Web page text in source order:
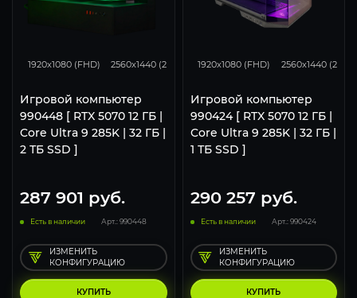
1920x1080 (FHD) 2560x1440 (2K) 3840x2160 (4K)
Игровой компьютер
990448 [ RTX 5070 12 ГБ |
Core Ultra 9 285K | 32 ГБ |
2 ТБ SSD ]
287 901 руб.
Есть в наличии Арт.: 990448
КУПИТЬ
ИЗМЕНИТЬ
КОНФИГУРАЦИЮ
1920x1080 (FHD) 2560x1440 (2K)
Игровой компьютер
990424 [ RTX 5070 12 ГБ |
Core Ultra 9 285K | 32 ГБ |
1 ТБ SSD ]
290 257 руб.
Есть в наличии Арт.: 990424
КУПИТЬ
ИЗМЕНИТЬ
КОНФИГУРАЦИЮ